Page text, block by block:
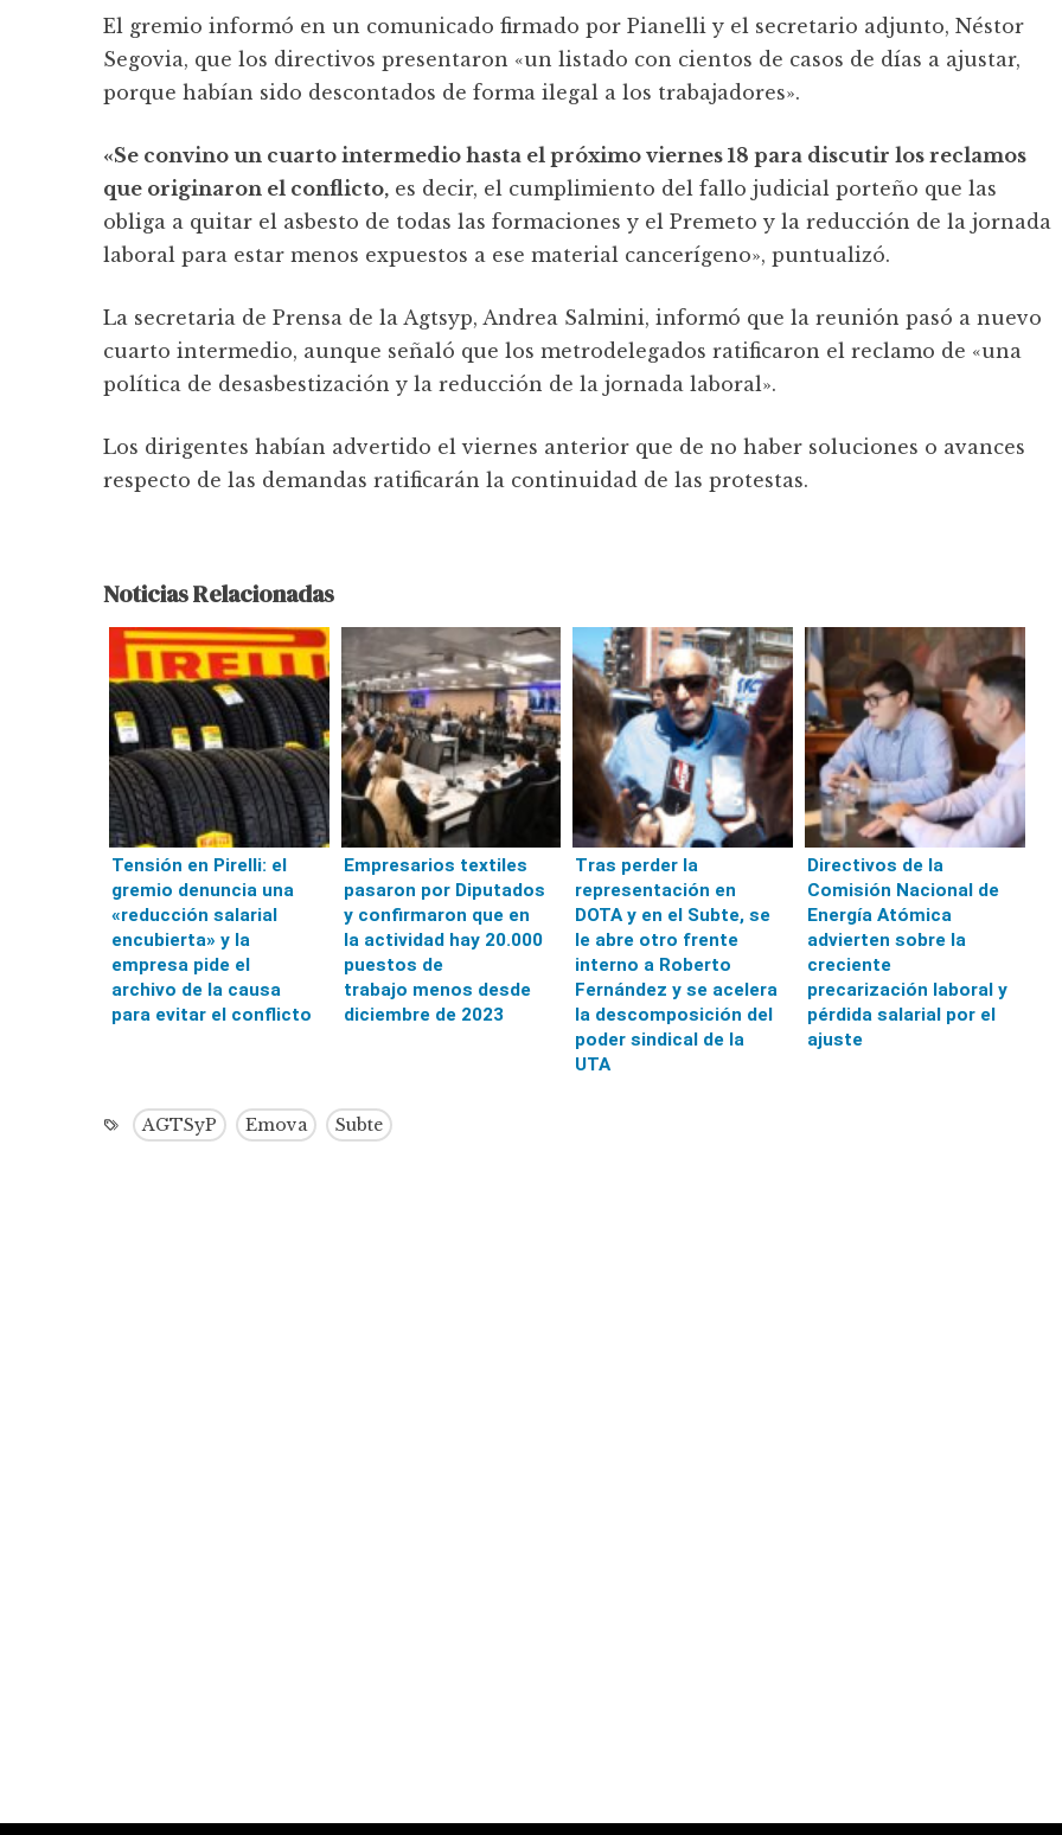
El gremio informó en un comunicado firmado por Pianelli y el secretario adjunto, Néstor
Segovia, que los directivos presentaron «un listado con cientos de casos de días a ajustar,
porque habían sido descontados de forma ilegal a los trabajadores».
«Se convino un cuarto intermedio hasta el próximo viernes 18 para discutir los reclamos
que originaron el conflicto, es decir, el cumplimiento del fallo judicial porteño que las
obliga a quitar el asbesto de todas las formaciones y el Premeto y la reducción de la jornada
laboral para estar menos expuestos a ese material cancerígeno», puntualizó.
La secretaria de Prensa de la Agtsyp, Andrea Salmini, informó que la reunión pasó a nuevo
cuarto intermedio, aunque señaló que los metrodelegados ratificaron el reclamo de «una
política de desasbestización y la reducción de la jornada laboral».
Los dirigentes habían advertido el viernes anterior que de no haber soluciones o avances
respecto de las demandas ratificarán la continuidad de las protestas.
Noticias Relacionadas
Tensión en Pirelli: el
gremio denuncia una
«reducción salarial
encubierta» y la
empresa pide el
archivo de la causa
para evitar el conflicto
Empresarios textiles
pasaron por Diputados
y confirmaron que en
la actividad hay 20.000
puestos de
trabajo menos desde
diciembre de 2023
Tras perder la
representación en
DOTA y en el Subte, se
le abre otro frente
interno a Roberto
Fernández y se acelera
la descomposición del
poder sindical de la
UTA
Directivos de la
Comisión Nacional de
Energía Atómica
advierten sobre la
creciente
precarización laboral y
pérdida salarial por el
ajuste
AGTSyP Emova Subte